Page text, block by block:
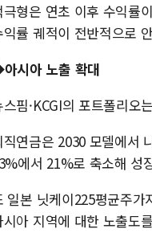
극형은 연초 이후 수익률
익률 궤적이 전반적으로
시아 노출 확대
스핌·KCGI의 포트폴리오
직연금은 2030 모델에서
에서 21%로 축소해 성
일본 닛케이225평균주
시아 지역에 대한 노출도